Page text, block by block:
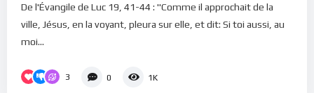
De l'Évangile de Luc 19, 41-44 : "Comme il approchait de la
ville, Jésus, en la voyant, pleura sur elle, et dit: Si toi aussi, au
moi...
3 0 1K